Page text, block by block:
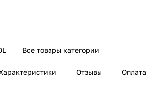
Все товары категории
Отзывы Оплата